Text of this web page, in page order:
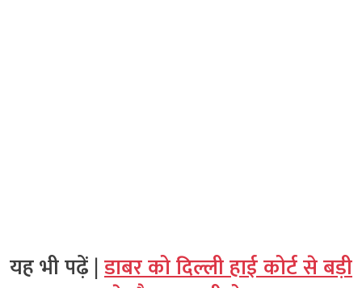
यह भी पढ़ें |डाबर को दिल्ली हाई कोर्ट से बड़ी